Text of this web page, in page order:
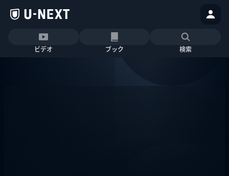
ビデオ ブック 検索